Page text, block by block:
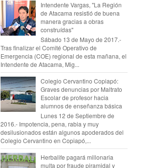
Intendente Vargas, "La Región
de Atacama resistió de buena
manera gracias a obras
construídas"
Sábado 13 de Mayo de 2017.-
Tras finalizar el Comité Operativo de
Emergencia (COE) regional de esta mañana, el
Intendente de Atacama, Mig...
Colegio Cervantino Copiapó:
Graves denuncias por Maltrato
Escolar de profesor hacia
alumnos de enseñanza básica
Lunes 12 de Septiembre de
2016.- Impotencia, pena, rabia y muy
desilusionados están algunos apoderados del
Colegio Cervantino en Copiapó,...
Herbalife pagará millonaria
multa por fraude piramidal y